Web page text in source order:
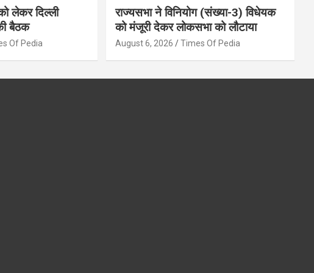
लेकर दिल्ली
बैठक
Of Pedia
राज्यसभा ने विनियोग (संख्या-3) विधेयक
को मंजूरी देकर लोकसभा को लौटाया
August 6, 2026 Times Of Pedia